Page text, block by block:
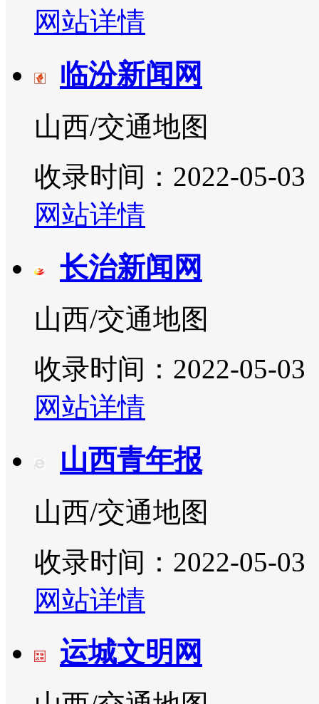
网站详情
临汾新闻网
山西/交通地图
收录时间：2022-05-03
网站详情
长治新闻网
山西/交通地图
收录时间：2022-05-03
网站详情
山西青年报
山西/交通地图
收录时间：2022-05-03
网站详情
运城文明网